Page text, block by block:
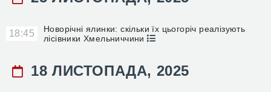
18:45
Новорічні ялинки: скільки їх цьогоріч реалізують
лісівники Хмельниччини
18 ЛИСТОПАДА, 2025